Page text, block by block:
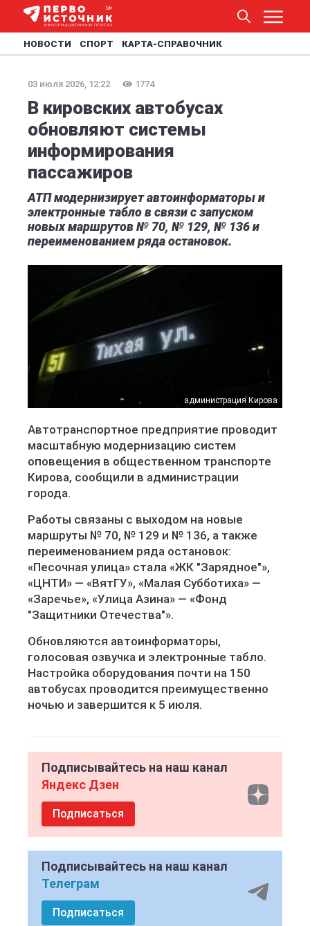
НОВОСТИ СПОРТ КАРТА-СПРАВОЧНИК
03 июля 2026, 12:22 1774
В кировских автобусах
обновляют системы
информирования
пассажиров
АТП модернизирует автоинформаторы и
электронные табло в связи с запуском
новых маршрутов № 70, № 129, № 136 и
переименованием ряда остановок.
администрация Кирова
Автотранспортное предприятие проводит
масштабную модернизацию систем
оповещения в общественном транспорте
Кирова, сообщили в администрации
города.
Работы связаны с выходом на новые
маршруты № 70, № 129 и № 136, а также
переименованием ряда остановок:
«Песочная улица» стала «ЖК "Зарядное"»,
«ЦНТИ» — «ВятГУ», «Малая Субботиха» —
«Заречье», «Улица Азина» — «Фонд
"Защитники Отечества"».
Обновляются автоинформаторы,
голосовая озвучка и электронные табло.
Настройка оборудования почти на 150
автобусах проводится преимущественно
ночью и завершится к 5 июля.
Подписывайтесь на наш канал
Яндекс Дзен
Подписаться
Подписывайтесь на наш канал
Телеграм
Подписаться